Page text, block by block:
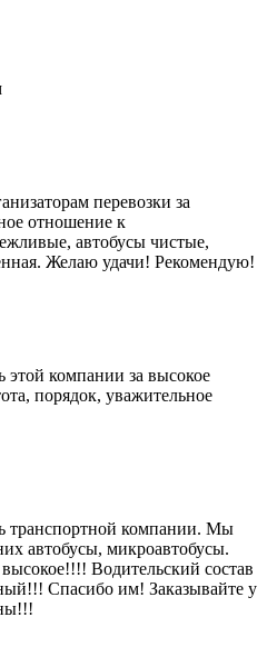
перевозки за
отношение к
автобусы чистые,
Желаю удачи! Рекомендую!
этой компании за высокое
порядок, уважительное
транспортной компании. Мы
автобусы, микроавтобусы.
Водительский состав
Спасибо им! Заказывайте у